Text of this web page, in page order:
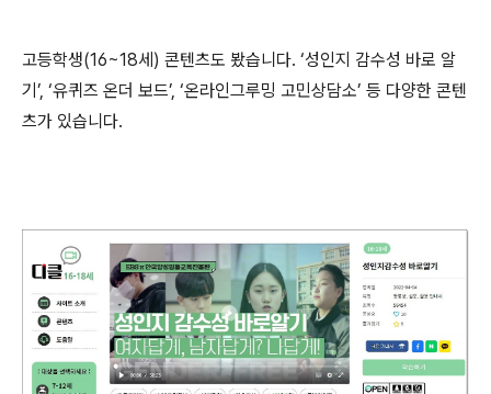
고등학생(16~18세 ) 콘텐츠도 봤습니다. ‘성인지 감수성 바로 알
기 ’, ‘유퀴즈 온더 보드’, ‘온라인그루밍 고민상담소’ 등 다양한 콘텐
츠가 있습니다.